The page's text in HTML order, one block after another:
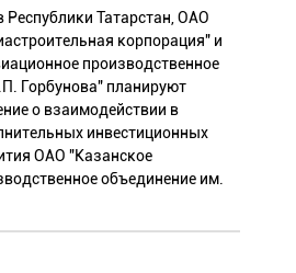
Республики Татарстан, ОАО
корпорация" и
производственное
Горбунова" планируют
о взаимодействии в
инвестиционных
ОАО "Казанское
объединение им.